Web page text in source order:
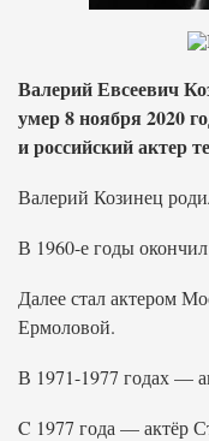
Валерий Евсеевич
умер 8 ноября 2020
и российский актер
Валерий Козинец
В 1960-е годы
Далее стал актером
Ермоловой.
В 1971-1977 годах —
C 1977 года — актёр